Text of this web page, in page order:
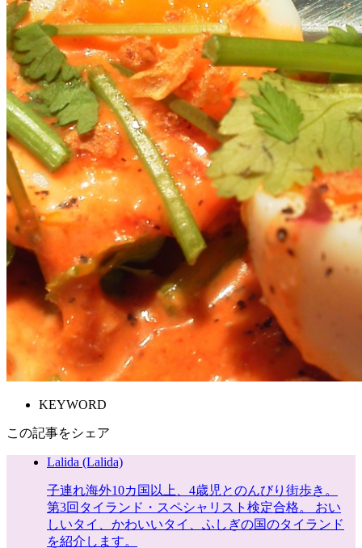
KEYWORD
この記事をシェア
Lalida (Lalida)
子連れ海外10カ国以上、4歳児とのんびり街歩き。
第3回タイランド・スペシャリスト検定合格。 おい
しいタイ、かわいいタイ、ふしぎの国のタイランド
を紹介します。